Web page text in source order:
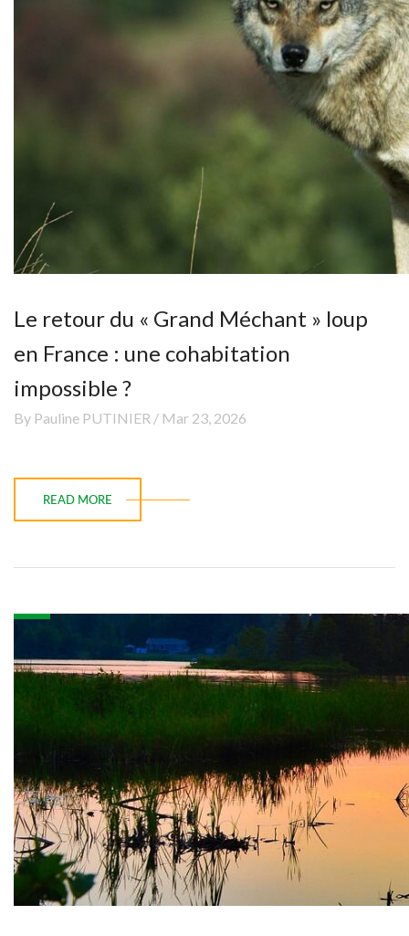
Le retour du « Grand Méchant » loup
en France : une cohabitation
impossible ?
By Pauline PUTINIER / Mar 23, 2026
READ MORE